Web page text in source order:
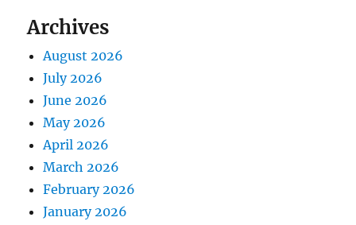
Archives
August 2026
July 2026
June 2026
May 2026
April 2026
March 2026
February 2026
January 2026